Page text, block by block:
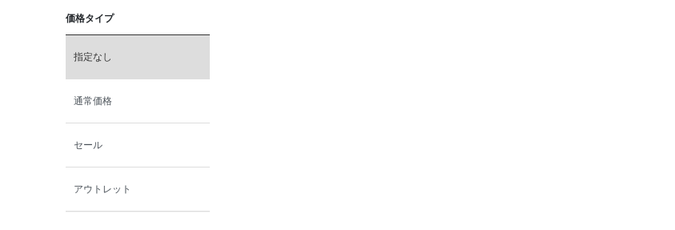
価格タイプ
指定なし
通常価格
セール
アウトレット